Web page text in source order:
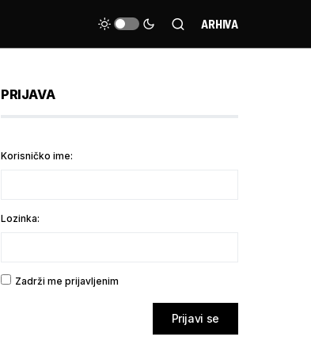
ARHIVA
PRIJAVA
Korisničko ime:
Lozinka:
Zadrži me prijavljenim
Prijavi se